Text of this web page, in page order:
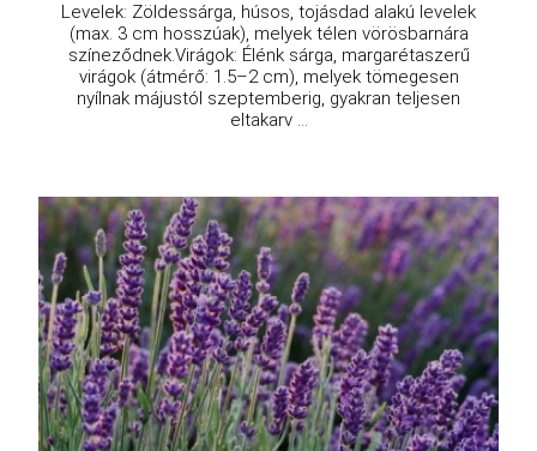
Levelek: Zöldessárga, húsos, tojásdad alakú levelek
(max. 3 cm hosszúak), melyek télen vörösbarnára
színeződnek.Virágok: Élénk sárga, margarétaszerű
virágok (átmérő: 1.5–2 cm), melyek tömegesen
nyílnak májustól szeptemberig, gyakran teljesen
eltakarv ...